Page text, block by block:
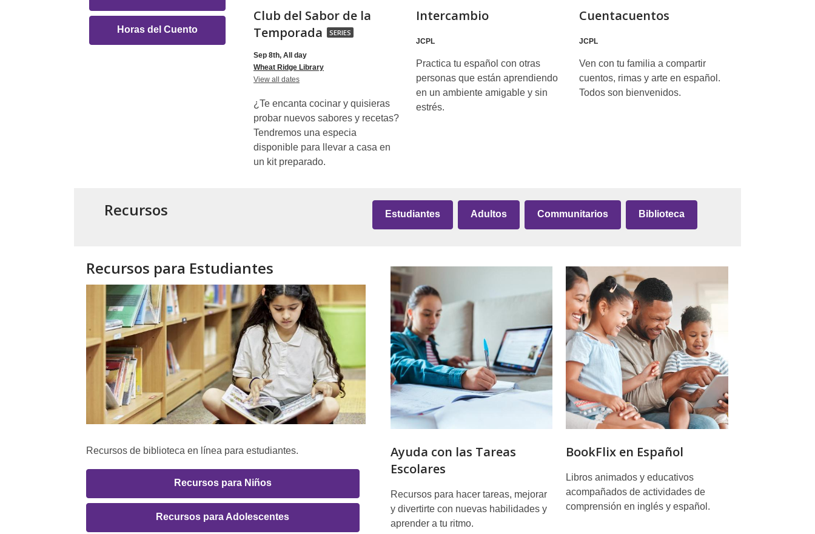
de
Eventos
Horas del Cuento,
opens
Club del Sabor de la
Temporada Club
Sabor
la
Temporada,
part
of
a
SERIES
Sep 8th, All day
Wheat Ridge Library
View all datesfor
Sabor
de
la
Temporada
¿Te encanta cocinar y quisieras
probar nuevos sabores y recetas?
Tendremos una especia
disponible para llevar a casa en
un kit preparado.
Intercambio
JCPL
Practica tu español con otras
personas que están aprendiendo
en un ambiente amigable y sin
estrés.
Cuentacuentos
JCPL
Ven con tu familia a compartir
cuentos, rimas y arte en español.
Todos son bienvenidos.
Recursos
Menú
de
en
Español
Estudiantes Adultos Communitarios Biblioteca
Recursos para Estudiantes
Recursos de biblioteca en línea para estudiantes.
Enlaces
de
Recursos
Recursos para Niños
Recursos para Adolescentes
Recursos
en
Español
Ayuda con las Tareas
Escolares
Recursos para hacer tareas, mejorar
y divertirte con nuevas habilidades y
aprender a tu ritmo.
BookFlix en Español
Libros animados y educativos
acompañados de actividades de
comprensión en inglés y español.